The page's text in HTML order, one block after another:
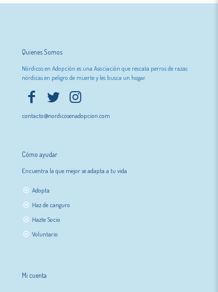
Quienes Somos
Nórdicos en Adopción es una Asociación que rescata perros de razas
nórdicas en peligro de muerte y les busca un hogar.
contacto@nordicosenadopcion.com
Cómo ayudar
Encuentra la que mejor se adapta a tu vida
Adopta
Haz de canguro
Hazte Socio
Voluntario
Mi cuenta